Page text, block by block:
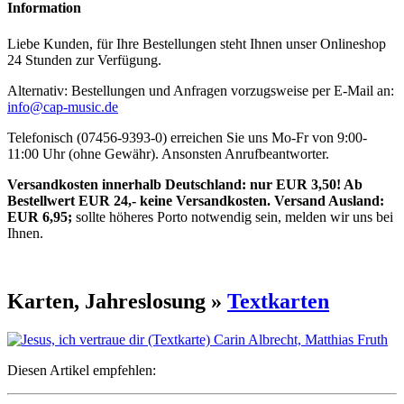
Information
Liebe Kunden, für Ihre Bestellungen steht Ihnen unser Onlineshop
24 Stunden zur Verfügung.
Alternativ: Bestellungen und Anfragen vorzugsweise per E-Mail an:
info@cap-music.de
Telefonisch (07456-9393-0) erreichen Sie uns Mo-Fr von 9:00-
11:00 Uhr (ohne Gewähr). Ansonsten Anrufbeantworter.
Versandkosten innerhalb Deutschland: nur EUR 3,50! Ab
Bestellwert EUR 24,- keine Versandkosten. Versand Ausland:
EUR 6,95; sollte höheres Porto notwendig sein, melden wir uns bei
Ihnen.
Karten, Jahreslosung » Textkarten
Diesen Artikel empfehlen: